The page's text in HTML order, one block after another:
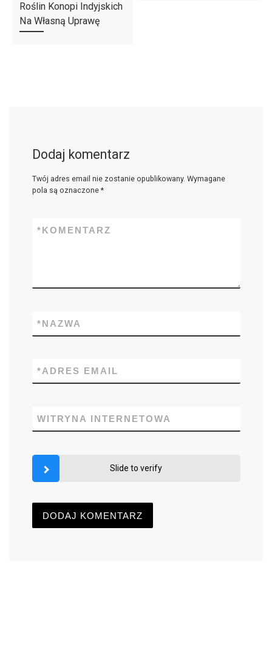
Roślin Konopi Indyjskich
Na Własną Uprawę
Dodaj komentarz
Twój adres email nie zostanie opublikowany. Wymagane
pola są oznaczone *
KOMENTARZ
*
NAZWA
*
ADRES EMAIL
*
WITRYNA INTERNETOWA
Slide to verify